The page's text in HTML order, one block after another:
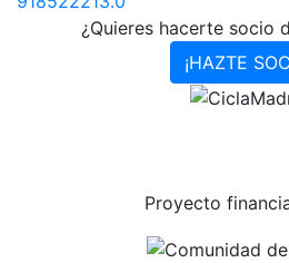
¿Quieres hacerte socio
¡HAZTE
Proyecto